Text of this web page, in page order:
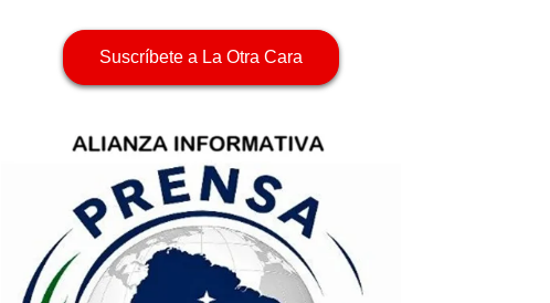
Suscríbete a La Otra Cara